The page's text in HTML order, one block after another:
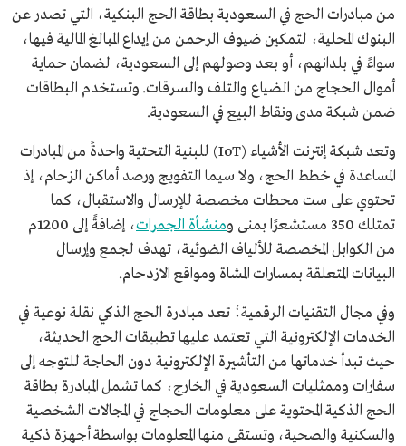
من مبادرات الحج في السعودية بطاقة الحج البنكية، التي تصدر عن
البنوك المحلية، لتمكين ضيوف الرحمن من إيداع المبالغ المالية فيها،
سواءً في بلدانهم، أو بعد وصولهم إلى السعودية، لضمان حماية
أموال الحجاج من الضياع والتلف والسرقات. وتستخدم البطاقات
ضمن شبكة مدى ونقاط البيع في السعودية.
وتعد شبكة إنترنت الأشياء (IoT) للبنية التحتية واحدةً من المبادرات
المساعدة في خطط الحج، ولا سيما التفويج ورصد أماكن الزحام، إذ
تحتوي على ست محطات مخصصة للإرسال والاستقبال، كما
تمتلك 350 مستشعرًا بمنى و
منشأة الجمرات
، إضافةً إلى 1200م
من الكوابل المخصصة للألياف الضوئية، تهدف لجمع وإرسال
البيانات المتعلقة بمسارات المشاة ومواقع الازدحام.
وفي مجال التقنيات الرقمية؛ تعد مبادرة الحج الذكي نقلة نوعية في
الخدمات الإلكترونية التي تعتمد عليها تطبيقات الحج الحديثة،
حيث تبدأ خدماتها من التأشيرة الإلكترونية دون الحاجة للتوجه إلى
سفارات وممثليات السعودية في الخارج، كما تشمل المبادرة بطاقة
الحج الذكية المحتوية على معلومات الحجاج في المجالات الشخصية
والسكنية والصحية، وتستقى منها المعلومات بواسطة أجهزة ذكية